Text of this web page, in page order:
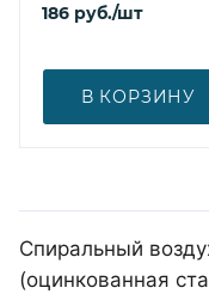
186 руб./шт
В КОРЗИНУ
Спиральный
(оцинкованная